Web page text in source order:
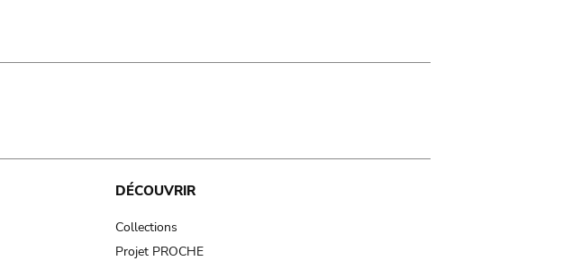
DÉCOUVRIR
Collections
Projet PROCHE